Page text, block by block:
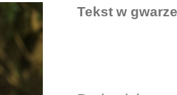
Tekst w